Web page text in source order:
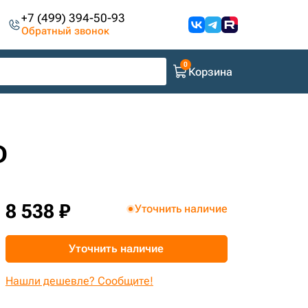
+7 (499) 394-50-93
Обратный звонок
Корзина
8 538 ₽ Уточнить наличие
Уточнить наличие
Нашли дешевле? Сообщите!